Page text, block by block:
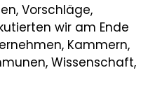
Vorschläge,
wir am Ende
Kammern,
Wissenschaft,